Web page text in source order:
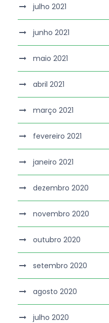
julho 2021
junho 2021
maio 2021
abril 2021
março 2021
fevereiro 2021
janeiro 2021
dezembro 2020
novembro 2020
outubro 2020
setembro 2020
agosto 2020
julho 2020